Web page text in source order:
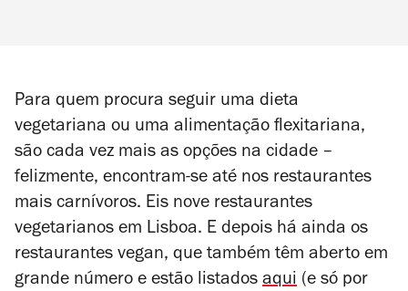
Para quem procura seguir uma dieta
vegetariana ou uma alimentação flexitariana,
são cada vez mais as opções na cidade –
felizmente, encontram-se até nos restaurantes
mais carnívoros. Eis nove restaurantes
vegetarianos em Lisboa. E depois há ainda os
restaurantes vegan, que também têm aberto em
grande número e estão listados aqui (e só por